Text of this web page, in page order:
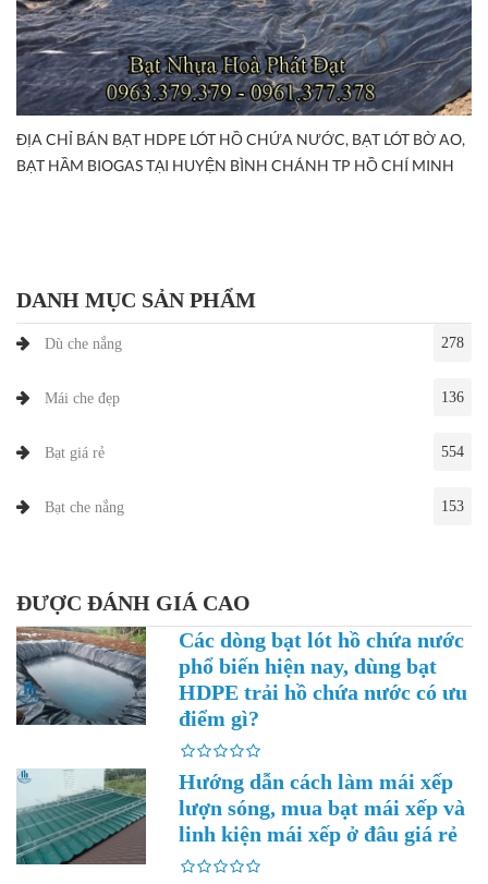
ĐỊA CHỈ BÁN BẠT HDPE LÓT HỒ CHỨA NƯỚC, BẠT LÓT BỜ AO,
BẠT HẦM BIOGAS TẠI HUYỆN BÌNH CHÁNH TP HỒ CHÍ MINH
DANH MỤC SẢN PHẨM
Dù che nắng 278
Mái che đẹp 136
Bạt giá rẻ 554
Bạt che nắng 153
ĐƯỢC ĐÁNH GIÁ CAO
Các dòng bạt lót hồ chứa nước
phổ biến hiện nay, dùng bạt
HDPE trải hồ chứa nước có ưu
điểm gì?
Hướng dẫn cách làm mái xếp
lượn sóng, mua bạt mái xếp và
linh kiện mái xếp ở đâu giá rẻ